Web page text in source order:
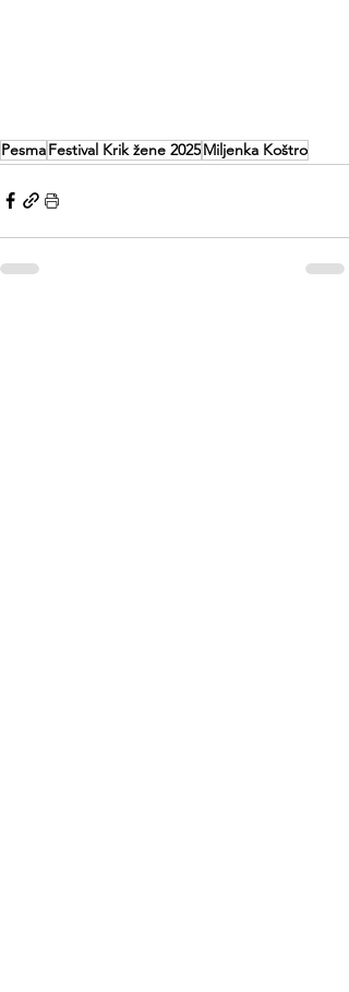
PesmaFestival Krik žene 2025Miljenka Koštro